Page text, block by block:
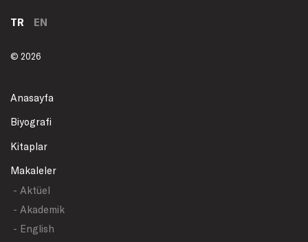
TR EN
© 2026
Anasayfa
Biyografi
Kitaplar
Makaleler
- Aktüel
- Akademik
- English